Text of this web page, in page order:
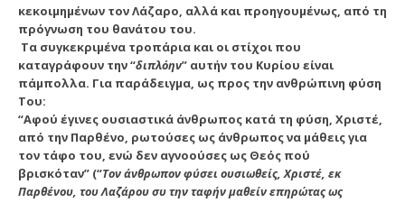
κεκοιμημένων τον Λάζαρο, αλλά και προηγουμένως, από τη
πρόγνωση του θανάτου του.
Τα συγκεκριμένα τροπάρια και οι στίχοι που
καταγράφουν την “διπλόην” αυτήν του Κυρίου είναι
πάμπολλα. Για παράδειγμα, ως προς την ανθρώπινη φύση
Του:
“Αφού έγινες ουσιαστικά άνθρωπος κατά τη φύση, Χριστέ,
από την Παρθένο, ρωτούσες ως άνθρωπος να μάθεις για
τον τάφο του, ενώ δεν αγνοούσες ως Θεός πού
βρισκόταν” (“Τον άνθρωπον φύσει ουσιωθείς, Χριστέ, εκ
Παρθένου, του Λαζάρου συ την ταφήν μαθείν επηρώτας ως